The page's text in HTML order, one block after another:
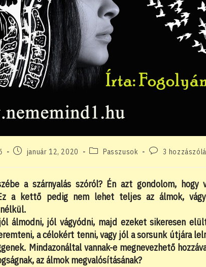
Postjanuár 12, 2020
PostPasszusok
Post3
a szárnyalás szóról? Én azt gondolom, hogy
Ez a kettő pedig nem lehet teljes az álmok,
álmodni, jól vágyódni, majd ezeket sikeresen
a célokért tenni, vagy jól a sorsunk útjára
Mindazonáltal vannak-e megnevezhető
az álmok megvalósításának?